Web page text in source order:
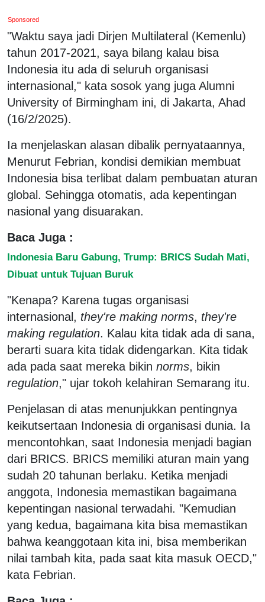
Sponsored
"Waktu saya jadi Dirjen Multilateral (Kemenlu)
tahun 2017-2021, saya bilang kalau bisa
Indonesia itu ada di seluruh organisasi
internasional," kata sosok yang juga Alumni
University of Birmingham ini, di Jakarta, Ahad
(16/2/2025).
Ia menjelaskan alasan dibalik pernyataannya,
Menurut Febrian, kondisi demikian membuat
Indonesia bisa terlibat dalam pembuatan aturan
global. Sehingga otomatis, ada kepentingan
nasional yang disuarakan.
Baca Juga :
Indonesia Baru Gabung, Trump: BRICS Sudah Mati,
Dibuat untuk Tujuan Buruk
"Kenapa? Karena tugas organisasi
internasional, they're making norms, they're
making regulation. Kalau kita tidak ada di sana,
berarti suara kita tidak didengarkan. Kita tidak
ada pada saat mereka bikin norms, bikin
regulation," ujar tokoh kelahiran Semarang itu.
Penjelasan di atas menunjukkan pentingnya
keikutsertaan Indonesia di organisasi dunia. Ia
mencontohkan, saat Indonesia menjadi bagian
dari BRICS. BRICS memiliki aturan main yang
sudah 20 tahunan berlaku. Ketika menjadi
anggota, Indonesia memastikan bagaimana
kepentingan nasional terwadahi. "Kemudian
yang kedua, bagaimana kita bisa memastikan
bahwa keanggotaan kita ini, bisa memberikan
nilai tambah kita, pada saat kita masuk OECD,"
kata Febrian.